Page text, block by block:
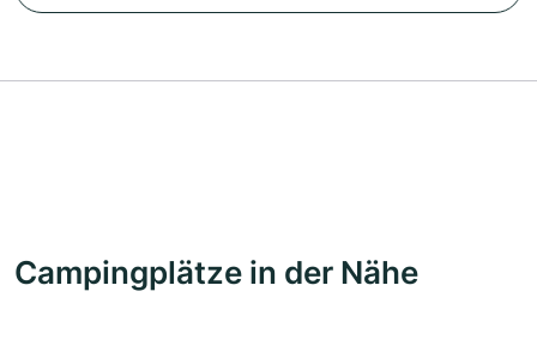
Campingplätze in der Nähe